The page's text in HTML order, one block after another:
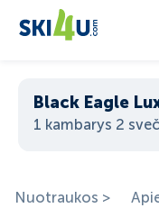
Black Eagle
1 kambarys 2
Nuotraukos >